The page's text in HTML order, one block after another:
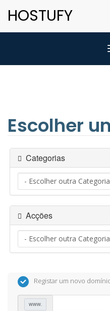
HOSTUFY
Escolher
Categorias
Acções
Registar um novo
www.